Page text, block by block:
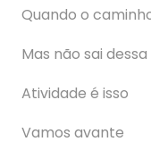
Quando o
Mas não sai
Atividade é isso
Vamos avante